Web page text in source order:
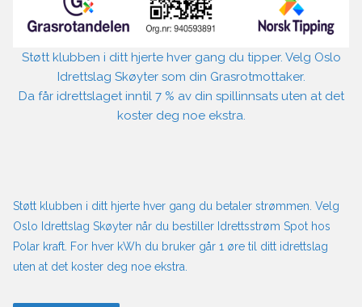
Støtt klubben i ditt hjerte hver gang du tipper. Velg Oslo
Idrettslag Skøyter som din Grasrotmottaker.
Da får idrettslaget inntil 7 % av din spillinnsats uten at det
koster deg noe ekstra.
Støtt klubben i ditt hjerte hver gang du betaler strømmen. Velg
Oslo Idrettslag Skøyter når du bestiller Idrettsstrøm Spot hos
Polar kraft. For hver kWh du bruker går 1 øre til ditt idrettslag
uten at det koster deg noe ekstra.